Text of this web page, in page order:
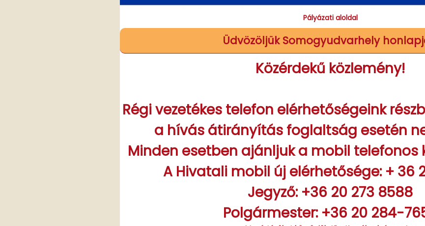
Pályázati aloldal
Üdvözöljük Somogyudvarhely
Közérdekű közlemény!
Régi vezetékes telefon elérhetőségeink
a hívás átirányítás foglaltság esetén
Minden esetben ajánljuk a mobil
A Hivatali mobil új elérhetősége: + 36
Jegyző: +36 20 273 8588
Polgármester: +36 20 284-